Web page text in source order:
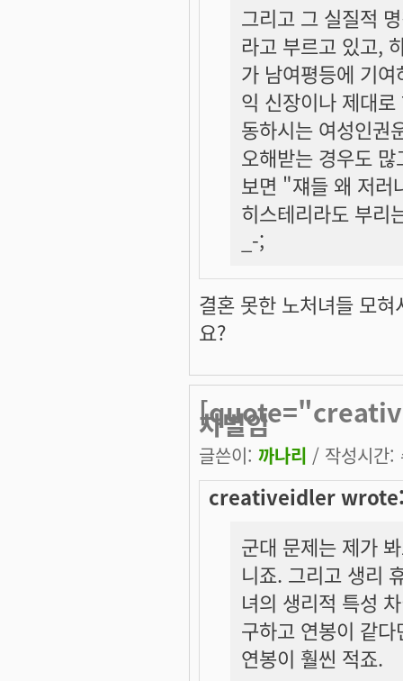
그리고 그 실질적
라고 부르고 있고,
가 남여평등에 기
익 신장이나 제대
동하시는 여성인권
오해받는 경우도
보면 "쟤들 왜 저
히스테리라도 부리
_-;
결혼 못한 노처녀들 모
요?
차별임
글쓴이: 까나리 / 작성시간
creativeidler
군대 문제는 제가
니죠. 그리고 생리
녀의 생리적 특성
구하고 연봉이 같
연봉이 훨씬 적죠.